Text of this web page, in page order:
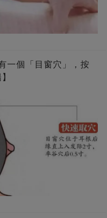
一個「目窗穴」，按